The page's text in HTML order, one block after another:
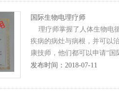
国际生物电理疗师
理疗师掌握了人体生物电
疾病的病灶与病根，并可以
康技师，他们都可以申请“
发布时间：2018-07-11